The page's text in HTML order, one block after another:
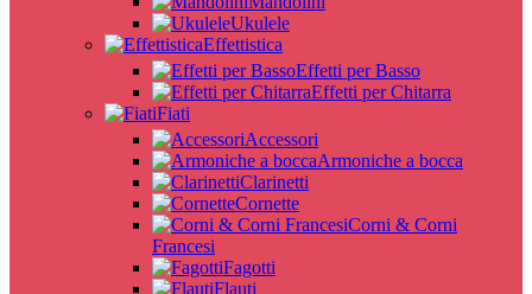
Ukulele
Effettistica
Effetti per Basso
Effetti per Chitarra
Fiati
Accessori
Armoniche a bocca
Clarinetti
Cornette
Corni & Corni
Francesi
Fagotti
Flauti